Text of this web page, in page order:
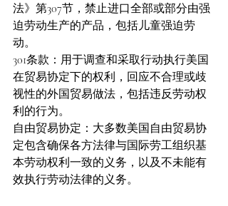
法》第307节，禁止进口全部或部分由强
迫劳动生产的产品，包括儿童强迫劳
动。
301条款：用于调查和采取行动执行美国
在贸易协定下的权利，回应不合理或歧
视性的外国贸易做法，包括违反劳动权
利的行为。
自由贸易协定：大多数美国自由贸易协
定包含确保各方法律与国际劳工组织基
本劳动权利一致的义务，以及不未能有
效执行劳动法律的义务。